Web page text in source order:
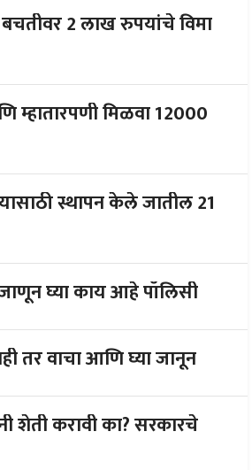
2 लाख रुपयांचे विमा
मिळवा 12000
स्थापन केले जातील 21
घ्या काय आहे पॉलिसी
पॉलिसी विषयी तुम्हाला माहिती आहे का? नाही तर वाचा आणि घ्या जानून
शेती करावी का? सरकारचे